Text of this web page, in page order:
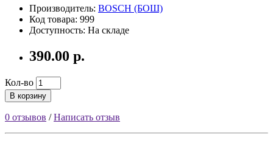
Производитель: BOSCH (БОШ)
Код товара: 999
Доступность: На складе
390.00 р.
Кол-во
В корзину
0 отзывов /Написать отзыв